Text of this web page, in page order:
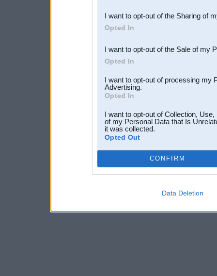
Downstream Participants
third parties.
I want to opt-out of the Sharing of
Opted In
I want to opt-out of the Sale of my
Opted In
I want to opt-out of processing my
Advertising.
Opted In
I want to opt-out of Collection,
of my Personal Data that Is
it was collected.
Opted Out
CONFIRM
Data Deletion